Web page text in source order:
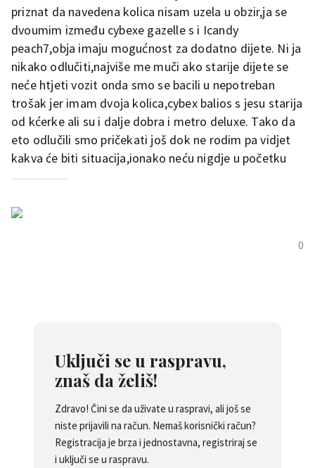
priznat da navedena kolica nisam uzela u obzir,ja se
dvoumim između cybexe gazelle s i Icandy
peach7,obja imaju mogućnost za dodatno dijete. Ni ja
nikako odlučiti,najviše me muči ako starije dijete se
neće htjeti vozit onda smo se bacili u nepotreban
trošak jer imam dvoja kolica,cybex balios s jesu starija
od kćerke ali su i dalje dobra i metro deluxe. Tako da
eto odlučili smo pričekati još dok ne rodim pa vidjet
kakva će biti situacija,ionako neću nigdje u početku
0
Uključi se u raspravu,
znaš da želiš!
Zdravo! Čini se da uživate u raspravi, ali još se
niste prijavili na račun. Nemaš korisnički račun?
Registracija je brza i jednostavna, registriraj se
i uključi se u raspravu.